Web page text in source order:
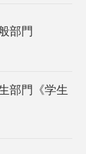
部門
部門《学生